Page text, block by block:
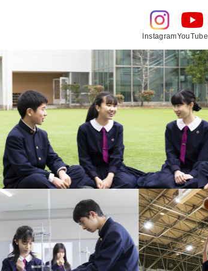
InstagramYouTube
環境・施設 あゆみ・泉ヶ丘讃歌